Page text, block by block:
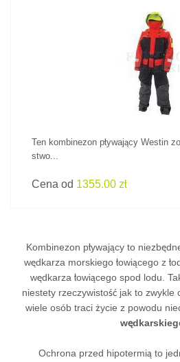
ZOBACZ
Ten kombinezon pływający Westin
stwo...
Cena od 1355.00 zł
Kombinezon pływający to
wędkarza morskiego łowiącego z
wędkarza łowiącego spod lodu.
niestety rzeczywistość jak to zwykle
wiele osób traci życie z powodu
Ochrona przed hipotermią to